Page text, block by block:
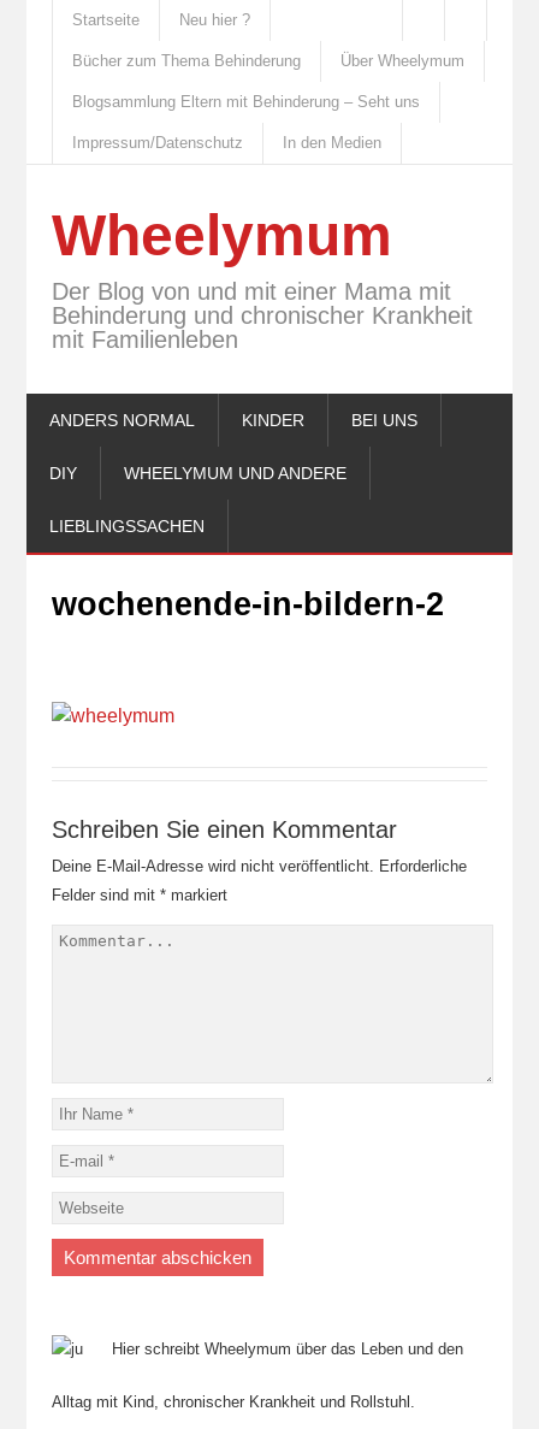
Startseite Neu hier ?
Bücher zum Thema Behinderung Über Wheelymum
Blogsammlung Eltern mit Behinderung – Seht uns
Impressum/Datenschutz In den Medien
Wheelymum
Der Blog von und mit einer Mama mit
Behinderung und chronischer Krankheit
mit Familienleben
ANDERS NORMAL KINDER BEI UNS
DIY WHEELYMUM UND ANDERE
LIEBLINGSSACHEN
wochenende-in-bildern-2
Schreiben Sie einen Kommentar
Deine E-Mail-Adresse wird nicht veröffentlicht. Erforderliche
Felder sind mit *markiert
Hier schreibt Wheelymum über das Leben und den
Alltag mit Kind, chronischer Krankheit und Rollstuhl.